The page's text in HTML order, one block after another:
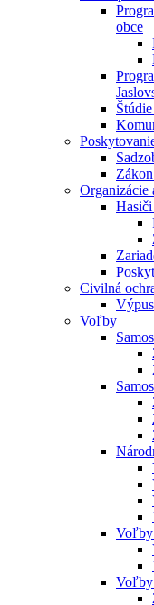
obce
Organizácie
Civilná
Voľby
Voľby
Voľby